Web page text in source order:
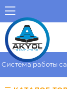
работы